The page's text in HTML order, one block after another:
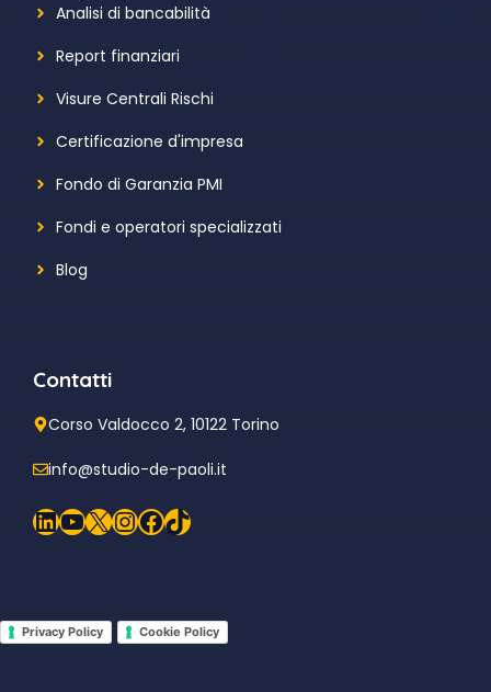
Analisi di bancabilità
Report finanziari
Visure Centrali Rischi
Certificazione d'impresa
Fondo di Garanzia PMI
Fondi e operatori specializzati
Blog
Contatti
Corso Valdocco 2, 10122 Torino
info@studio-de-paoli.it
LinkedIn
YouTube
X Instagram
Facebook
TikTok
Privacy Policy Cookie Policy